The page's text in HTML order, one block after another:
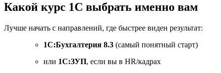
Какой курс 1С выбрать именно вам
Лучше начать с направлений, где быстрее виден результат:
1С:Бухгалтерия 8.3 (самый понятный старт)
или 1С:ЗУП, если вы в HR/кадрах